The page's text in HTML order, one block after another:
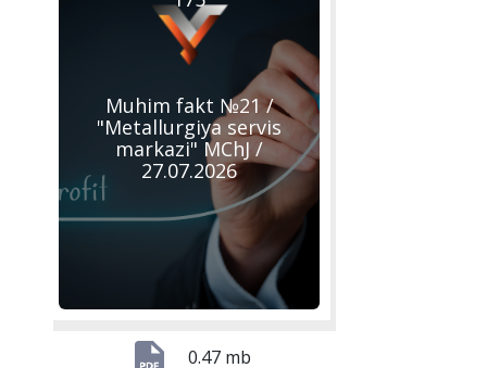
Muhim fakt №21 /
"Metallurgiya servis
markazi" MChJ /
27.07.2026
0.47 mb